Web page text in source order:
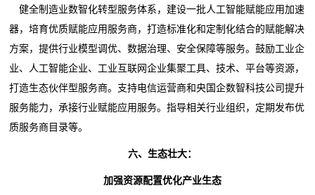
健全制造业数智化转型服务体系，建设一批人工智能赋能应用加速
器，培育优质赋能应用服务商，打造标准化和定制化结合的赋能解决
方案，提供行业模型调优、数据治理、安全保障等服务。鼓励工业企
业、人工智能企业、工业互联网企业集聚工具、技术、平台等资源，
打造生态伙伴型服务商。支持电信运营商和央国企数智科技公司提升
服务能力，承接行业赋能应用服务。指导相关行业组织，定期发布优
质服务商目录等。
六、生态壮大：
加强资源配置优化产业生态